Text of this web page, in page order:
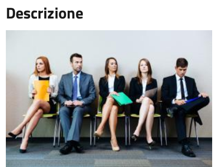
Descrizione